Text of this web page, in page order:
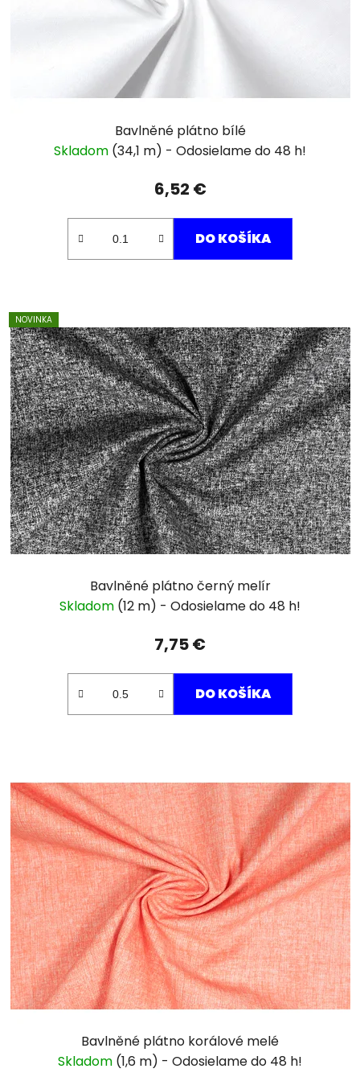
Bavlněné plátno bílé
Skladom (34,1 m)
6,52 €
DO KOŠÍKA
NOVINKA
Bavlněné plátno černý melír
Skladom (12 m)
7,75 €
DO KOŠÍKA
Bavlněné plátno korálové melé
Skladom (1,6 m)